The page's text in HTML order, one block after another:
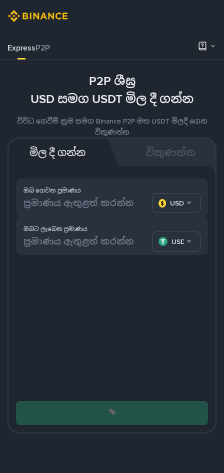
ExpressP2P
P2P ශීඝ්‍ර
USD සමග USDT මිල දී ගන්න
විවිධ ගෙවීම් ක්‍රම සමග Binance P2P මත USDT මිලදී ගෙන
විකුණන්න
මිල දී ගන්න විකුණන්න
ඔබ ගෙවන ප්‍රමාණය
USD
ඔබට ලැබෙන ප්‍රමාණය
USDT